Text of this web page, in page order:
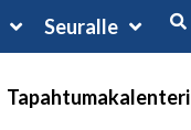
Seuralle
Tapahtumakalenteri